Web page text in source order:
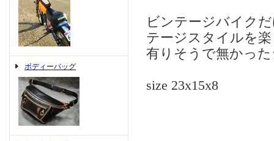
ボディーバッグ
ビンテージバイク
テージスタイルを
有りそうで無かっ
size 23x15x8